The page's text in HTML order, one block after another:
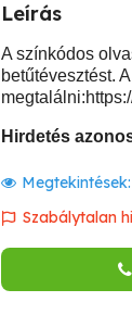
Leírás
A színkódos
betűtévesztést.
Hirdetés
Megtekintések:
Szabálytalan